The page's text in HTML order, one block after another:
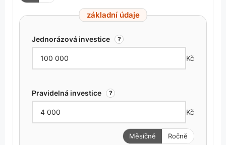
základní údaje
Jednorázová investice ?
Kč
Pravidelná investice ?
Kč
Měsíčně Ročně